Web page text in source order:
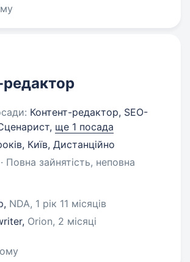
редактор
Контент-редактор, SEO-
ще 1 посада
, Київ, Дистанційно
Повна зайнятість, неповна
NDA, 1 рік 11 місяців
Orion, 2 місяці